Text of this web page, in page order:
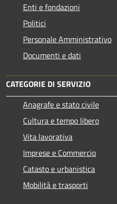
Enti e fondazioni
Politici
Personale Amministrativo
Documenti e dati
CATEGORIE DI SERVIZIO
Anagrafe e stato civile
Cultura e tempo libero
Vita lavorativa
Imprese e Commercio
Catasto e urbanistica
Mobilità e trasporti